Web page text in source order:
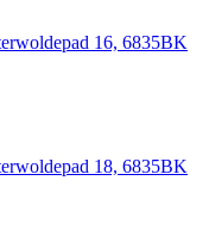
16, 6835BK
18, 6835BK